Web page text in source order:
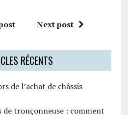
Next post
RÉCENTS
de l’achat de châssis
de tronçonneuse : comment